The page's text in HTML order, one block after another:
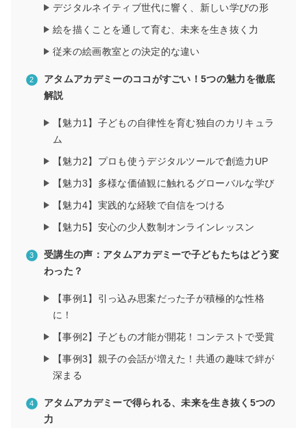
デジタルネイティブ世代に響く、新しい学びの形
絵を描くことを通して育む、未来を生き抜く力
従来の絵画教室との決定的な違い
アタムアカデミーのココがすごい！5つの魅力を徹底
解説
【魅力1】子どもの自律性を育む独自のカリキュラ
ム
【魅力2】プロも使うデジタルツールで創造力UP
【魅力3】多様な価値観に触れるグローバルな学び
【魅力4】実践的な経験で自信をつける
【魅力5】安心の少人数制オンラインレッスン
受講生の声：アタムアカデミーで子どもたちはどう変
わった？
【事例1】引っ込み思案だった子が積極的な性格
に！
【事例2】子どもの才能が開花！コンテストで受賞
【事例3】親子の会話が増えた！共通の趣味で絆が
深まる
アタムアカデミーで得られる、未来を生き抜く5つの
力